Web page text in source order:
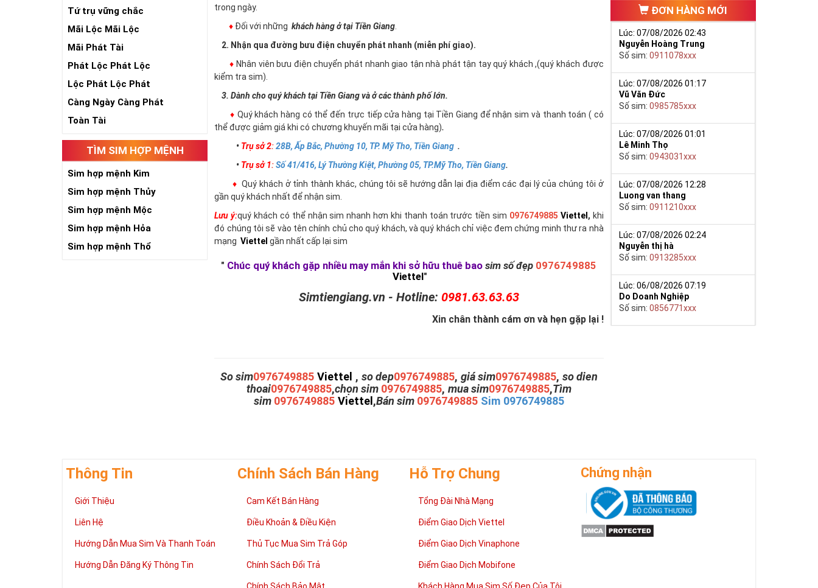
Tứ trụ vững chắc
Mãi Lộc Mãi Lộc
Mãi Phát Tài
Phát Lộc Phát Lộc
Lộc Phát Lộc Phát
Càng Ngày Càng Phát
Toàn Tài
TÌM SIM HỢP MỆNH
Sim hợp mệnh Kim
Sim hợp mệnh Thủy
Sim hợp mệnh Mộc
Sim hợp mệnh Hỏa
Sim hợp mệnh Thổ
trong ngày.
♦ Đối với nhữngkhách hàng ở tại Tiền Giang
2. Nhận qua đường bưu điện chuyển phát nhanh (miễn phí giao).
♦ Nhân viên bưu điện chuyển phát nhanh giao tận nhà phát tận tay quý khách ,(quý khách được
kiểm tra sim).
3. Dành cho quý khách tại Tiền Giang và ở các thành phố lớn.
♦ Quý khách hàng có thể đến trực tiếp cửa hàng tại Tiền Giang để nhận sim và thanh toán ( có
thể được giảm giá khi có chương khuyến mãi tại cửa hàng).
• Trụ sở 2: 28B, Ấp Bắc, Phường 10, TP. Mỹ Tho, Tiền Giang .
• Trụ sở 1: Số 41/416, Lý Thường Kiệt, Phường 05, TP.Mỹ Tho, Tiền Giang.
♦ Quý khách ở tỉnh thành khác, chúng tôi sẽ hướng dẫn lại địa điểm các đại lý của chúng tôi ở
gần quý khách nhất để nhận sim.
Lưu ý:quý khách có thể nhận sim nhanh hơn khi thanh toán trước tiền sim 0976749885 Viettel , khi
đó chúng tôi sẽ vào tên chính chủ cho quý khách, và quý khách chỉ việc đem chứng minh thư ra nhà
mạng Viettel gần nhất cấp lại sim
" Chúc quý khách gặp nhiều may mắn khi sở hữu thuê baosim số đẹp 0976749885
Viettel"
Simtiengiang.vn - Hotline: 0981.63.63.63
Xin chân thành cám ơn và hẹn gặp lại !
So sim0976749885 Viettel , so dep0976749885, giá sim0976749885, so dien
thoai0976749885,chọn sim 0976749885, mua sim0976749885,Tìm
sim 0976749885 Viettel ,Bán sim 0976749885 Sim 0976749885
ĐƠN HÀNG MỚI
Lúc: 07/08/2026 02:43
Nguyễn Hoàng Trung
Số sim:0911078xxx
Lúc: 07/08/2026 01:17
Vũ Văn Đức
Số sim:0985785xxx
Lúc: 07/08/2026 01:01
Lê Minh Thọ
Số sim:0943031xxx
Lúc: 07/08/2026 12:28
Luong van thang
Số sim:0911210xxx
Lúc: 07/08/2026 02:24
Nguyễn thị hà
Số sim:0913285xxx
Lúc: 06/08/2026 07:19
Do Doanh Nghiệp
Số sim:0856771xxx
Thông Tin
Giới Thiệu
Liên Hệ
Hướng Dẫn Mua Sim Và Thanh Toán
Hướng Dẫn Đăng Ký Thông Tin
Chính Sách Bán Hàng
Cam Kết Bán Hàng
Điều Khoản & Điều Kiện
Thủ Tục Mua Sim Trả Góp
Chính Sách Đổi Trả
Hỗ Trợ Chung
Tổng Đài Nhà Mạng
Điểm Giao Dịch Viettel
Điểm Giao Dịch Vinaphone
Điểm Giao Dịch Mobifone
Chứng nhận